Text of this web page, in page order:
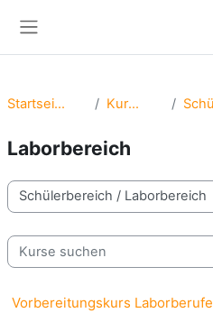
Startseite Kurse
Laborbereich
Kursbereiche
Kurse suchen
Vorbereitungskurs Laborberufe